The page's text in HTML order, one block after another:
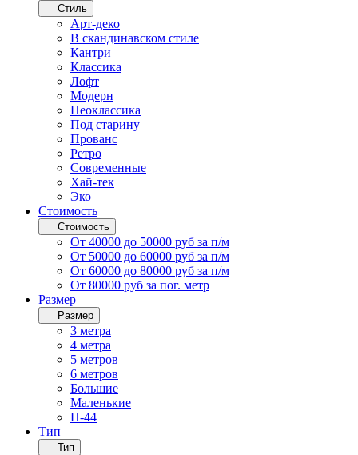
Стиль
Арт-деко
В скандинавском стиле
Кантри
Классика
Лофт
Модерн
Неоклассика
Под старину
Прованс
Ретро
Современные
Хай-тек
Эко
Стоимость
Стоимость
От 40000 до 50000 руб за п/м
От 50000 до 60000 руб за п/м
От 60000 до 80000 руб за п/м
От 80000 руб за пог. метр
Размер
Размер
3 метра
4 метра
5 метров
6 метров
Большие
Маленькие
П-44
Тип
Тип